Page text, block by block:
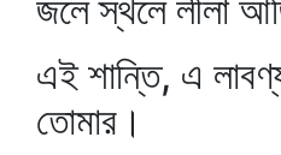
জলে স্থলে লীলা
এই শান্তি, এ
তোমার।